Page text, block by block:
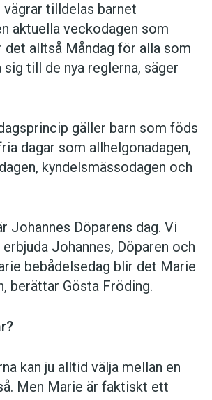
tilldelas barnet
aktuella veckodagen som
det alltså Måndag för alla som
sig till de nya reglerna, säger
gäller barn som föds
dagar som allhelgonadagen,
kyndelsmässodagen och
Johannes Döparens dag. Vi
Johannes, Döparen och
bebådelsedag blir det Marie
berättar Gösta Fröding.
kan ju alltid välja mellan en
Men Marie är faktiskt ett